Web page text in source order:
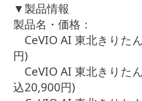
▼製品情報
製品名・価格：
CeVIO AI 東北きり
円)
CeVIO AI 東北きり
込20,900円)